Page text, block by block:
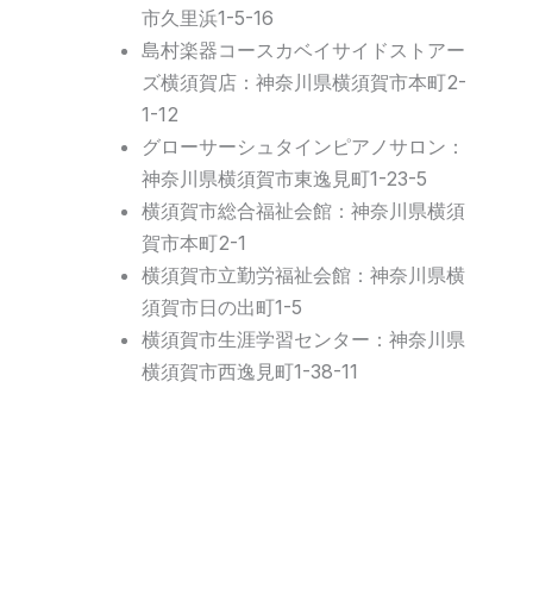
市久里浜1-5-16
島村楽器コースカベイサイドストアー
ズ横須賀店：神奈川県横須賀市本町2-
1-12
グローサーシュタインピアノサロン：
神奈川県横須賀市東逸見町1-23-5
横須賀市総合福祉会館：神奈川県横須
賀市本町2-1
横須賀市立勤労福祉会館：神奈川県横
須賀市日の出町1-5
横須賀市生涯学習センター：神奈川県
横須賀市西逸見町1-38-11